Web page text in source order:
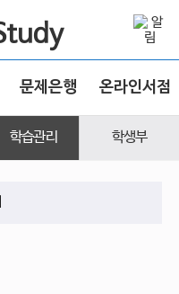
문제은행 온라인서점
학습관리 학생부